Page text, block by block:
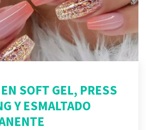
SOFT GEL, PRESS
Y ESMALTADO